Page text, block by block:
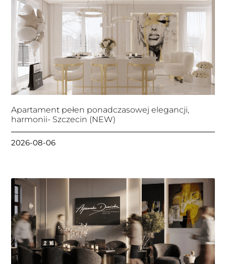
Apartament pełen ponadczasowej elegancji,
harmonii- Szczecin (NEW)
2026-08-06